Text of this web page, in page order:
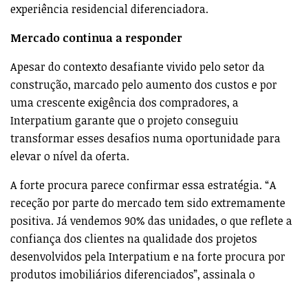
experiência residencial diferenciadora.
Mercado continua a responder
Apesar do contexto desafiante vivido pelo setor da
construção, marcado pelo aumento dos custos e por
uma crescente exigência dos compradores, a
Interpatium garante que o projeto conseguiu
transformar esses desafios numa oportunidade para
elevar o nível da oferta.
A forte procura parece confirmar essa estratégia. “A
receção por parte do mercado tem sido extremamente
positiva. Já vendemos 90% das unidades, o que reflete a
confiança dos clientes na qualidade dos projetos
desenvolvidos pela Interpatium e na forte procura por
produtos imobiliários diferenciados”, assinala o